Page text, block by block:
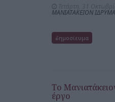
ΜΑΝΙΑΤΑΚΕΙΟΝ ΙΔΡΥΜΑ
δημοσίευμα
Το
έργο